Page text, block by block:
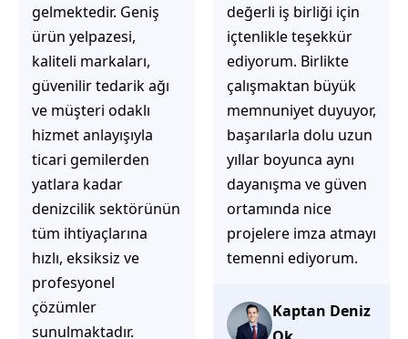
değerli iş birliği için
içtenlikle teşekkür
ediyorum. Birlikte
çalışmaktan büyük
memnuniyet duyuyor,
başarılarla dolu uzun
yıllar boyunca aynı
dayanışma ve güven
ortamında nice
projelere imza atmayı
temenni ediyorum.
Kaptan Deniz
ediyorsunuz.
İhtiyaçlarınıza hızlı ve
doğru çözümler
sunmaya çalışıyorlar.
Müşteri
memnuniyetini ön
planda tutan
yaklaşımları, ilgili
iletişimleri ve
güvenilir hizmet
anlayışları sayesinde
başarılı bir ekip
olduklarını